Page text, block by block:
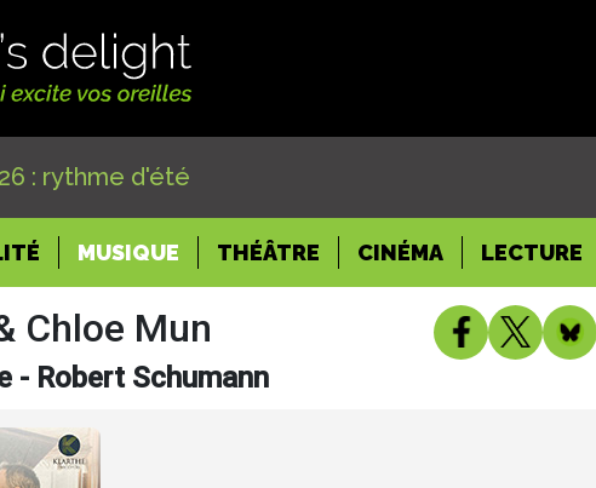
: rythme d'été
MUSIQUE THÉÂTRE CINÉMA LECTURE
Chloe Mun
- Robert Schumann